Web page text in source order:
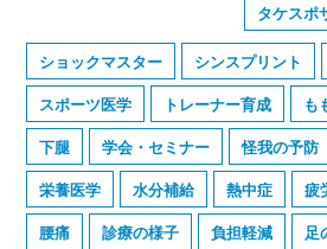
タケスポ
ショックマスター シンスプリント
スポーツ医学
トレーナー育成 も
下腿
学会・セミナー 怪我の予防
栄養医学
水分補給 熱中症 疲
腰痛
診療の様子 負担軽減 足